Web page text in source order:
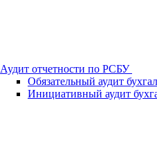
Аудит отчетности по РСБУ
Обязательный аудит
Инициативный аудит